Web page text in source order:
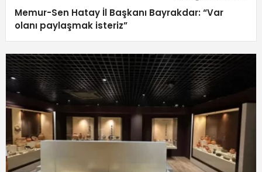
Memur-Sen Hatay İl Başkanı Bayrakdar: “Var
olanı paylaşmak isteriz”